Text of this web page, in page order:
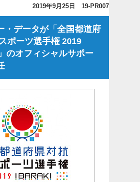
2019年9月25日 19-PR007
・データが「全国都道府
ポーツ選手権 2019
のオフィシャルサポー